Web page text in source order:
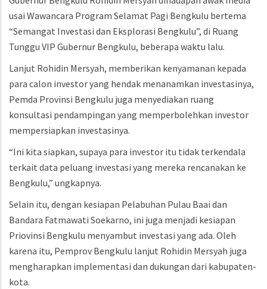
usai Wawancara Program Selamat Pagi Bengkulu bertema
“Semangat Investasi dan Eksplorasi Bengkulu”, di Ruang
Tunggu VIP Gubernur Bengkulu, beberapa waktu lalu.
Lanjut Rohidin Mersyah, memberikan kenyamanan kepada
para calon investor yang hendak menanamkan investasinya,
Pemda Provinsi Bengkulu juga menyediakan ruang
konsultasi pendampingan yang memperbolehkan investor
mempersiapkan investasinya.
“Ini kita siapkan, supaya para investor itu tidak terkendala
terkait data peluang investasi yang mereka rencanakan ke
Bengkulu,” ungkapnya.
Selain itu, dengan kesiapan Pelabuhan Pulau Baai dan
Bandara Fatmawati Soekarno, ini juga menjadi kesiapan
Priovinsi Bengkulu menyambut investasi yang ada. Oleh
karena itu, Pemprov Bengkulu lanjut Rohidin Mersyah juga
mengharapkan implementasi dan dukungan dari kabupaten-
kota.